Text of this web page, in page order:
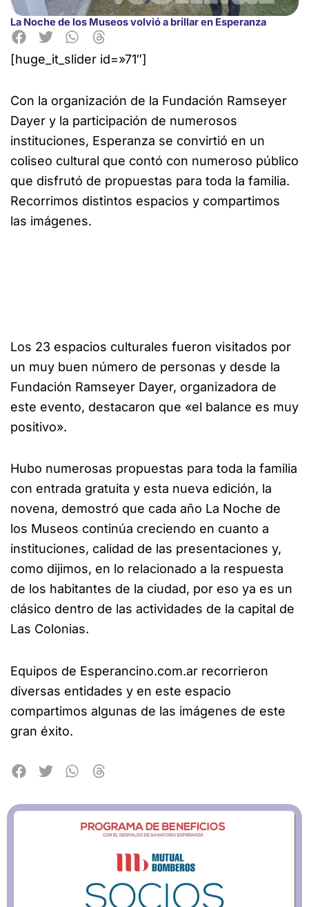
La Noche de los Museos volvió a brillar en Esperanza
[huge_it_slider id=»71″]
Con la organización de la Fundación Ramseyer
Dayer y la participación de numerosos
instituciones, Esperanza se convirtió en un
coliseo cultural que contó con numeroso público
que disfrutó de propuestas para toda la familia.
Recorrimos distintos espacios y compartimos
las imágenes.
Los 23 espacios culturales fueron visitados por
un muy buen número de personas y desde la
Fundación Ramseyer Dayer, organizadora de
este evento, destacaron que «el balance es muy
positivo».
Hubo numerosas propuestas para toda la familia
con entrada gratuita y esta nueva edición, la
novena, demostró que cada año La Noche de
los Museos continúa creciendo en cuanto a
instituciones, calidad de las presentaciones y,
como dijimos, en lo relacionado a la respuesta
de los habitantes de la ciudad, por eso ya es un
clásico dentro de las actividades de la capital de
Las Colonias.
Equipos de Esperancino.com.ar recorrieron
diversas entidades y en este espacio
compartimos algunas de las imágenes de este
gran éxito.